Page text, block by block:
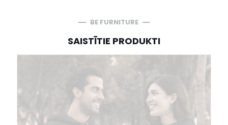
BE FURNITURE
SAISTĪTIE PRODUKTI